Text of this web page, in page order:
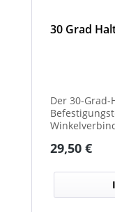
30 Grad
Der 30-
Durch das
Regulärer
29,50 €